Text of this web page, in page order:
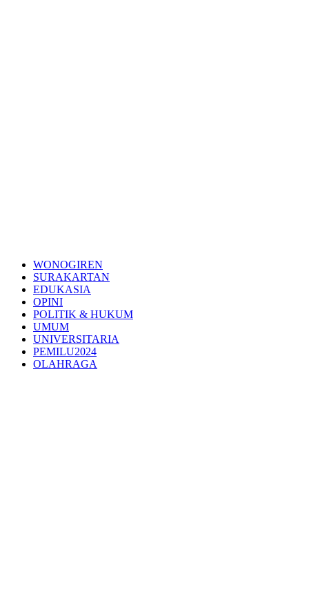
WONOGIREN
SURAKARTAN
EDUKASIA
OPINI
POLITIK & HUKUM
UMUM
UNIVERSITARIA
PEMILU2024
OLAHRAGA